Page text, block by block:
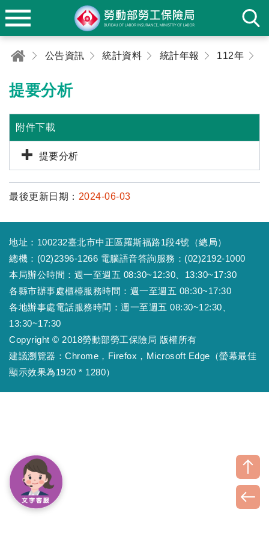
公告資訊 統計資料 統計年報 112年
提要分析
附件下載
提要分析
最後更新日期： 2024-06-03
地址：100232臺北市中正區羅斯福路1段4號（總局）
總機：(02)2396-1266 電腦語音答詢服務：(02)2192-1000
本局辦公時間：週一至週五 08:30~12:30、13:30~17:30
各縣市辦事處櫃檯服務時間：週一至週五 08:30~17:30
各地辦事處電話服務時間：週一至週五 08:30~12:30、
13:30~17:30
Copyright © 2018勞動部勞工保險局 版權所有
建議瀏覽器：Chrome，Firefox，Microsoft Edge（螢幕最佳
顯示效果為1920 * 1280）